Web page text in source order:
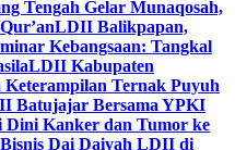
Tengah Gelar Munaqosah,
LDII Balikpapan,
Kebangsaan: Tangkal
LDII Kabupaten
Ternak Puyuh
Batujajar Bersama YPKI
Dini Kanker dan Tumor ke
Dai Daiyah LDII di